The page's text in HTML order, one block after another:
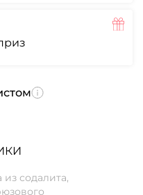
содалита,